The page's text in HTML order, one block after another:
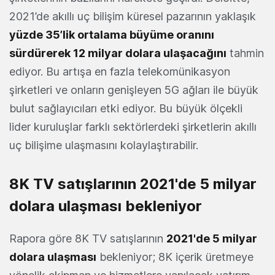
2021’de akıllı uç bilişim küresel pazarının yaklaşık
yüzde 35’lik ortalama büyüme oranını
sürdürerek 12 milyar dolara ulaşacağını tahmin
ediyor. Bu artışa en fazla telekomünikasyon
şirketleri ve onların genişleyen 5G ağları ile büyük
bulut sağlayıcıları etki ediyor. Bu büyük ölçekli
lider kuruluşlar farklı sektörlerdeki şirketlerin akıllı
uç bilişime ulaşmasını kolaylaştırabilir.
8K TV satışlarının 2021'de 5 milyar
dolara ulaşması bekleniyor
Rapora göre 8K TV satışlarının 2021'de 5 milyar
dolara ulaşması bekleniyor; 8K içerik üretmeye